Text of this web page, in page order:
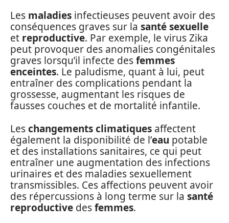
Les maladies infectieuses peuvent avoir des
conséquences graves sur la santé sexuelle
et reproductive. Par exemple, le virus Zika
peut provoquer des anomalies congénitales
graves lorsqu’il infecte desfemmes
enceintes. Le paludisme, quant à lui, peut
entraîner des complications pendant la
grossesse, augmentant les risques de
fausses couches et de mortalité infantile.
Leschangements climatiques affectent
également la disponibilité de l’eau potable
et des installations sanitaires, ce qui peut
entraîner une augmentation des infections
urinaires et des maladies sexuellement
transmissibles. Ces affections peuvent avoir
des répercussions à long terme sur la santé
reproductive desfemmes.